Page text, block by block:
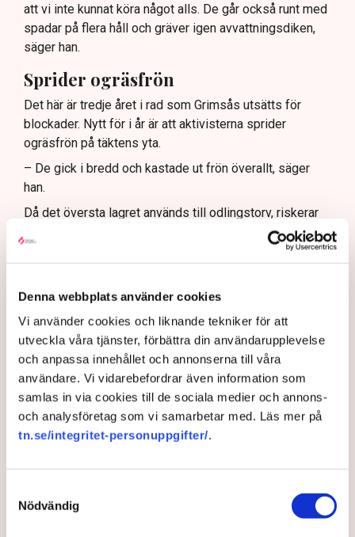
Denna webbplats använder cookies
Vi använder cookies och liknande tekniker för att
utveckla våra tjänster, förbättra din användarupplevelse
och anpassa innehållet och annonserna till våra
användare. Vi vidarebefordrar även information som
samlas in via cookies till de sociala medier och annons-
och analysföretag som vi samarbetar med. Läs mer på
tn.se/integritet-personuppgifter/.
Nödvändig
att vi inte kunnat köra något alls. De går också runt med
spadar på flera håll och gräver igen avvattningsdiken,
säger han.
Sprider ogräsfrön
Det här är tredje året i rad som Grimsås utsätts för
blockader. Nytt för i år är att aktivisterna sprider
ogräsfrön på täktens yta.
– De gick i bredd och kastade ut frön överallt, säger
han.
Då det översta lagret används till odlingstorv, riskerar
stora delar av, eller hela, torvtäkten att bli otjänlig och
kontaminerad, och det innebär stora kostnader. Jag vet
inte hur mycket det rör sig om i år, men bara förra året
kostade skadegörelsen på dikena flera hundra tusen,
säger han.
Rickard Axdorff, generalsekreterare på Svensk Torv, där
Neova är medlem, berättar att ogrässpridningen i
Grimsås nu täcker såväl hela ytan som färdigvarulagret
som ligger i anslutning till täkten.
”En upptrappning”
– Det här är en upptrappning på en helt ny nivå. I värsta
fall pratar vi om ett industrisabotage i